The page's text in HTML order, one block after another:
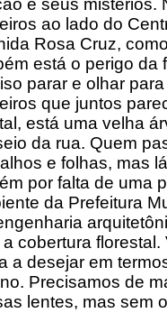
e seus mistérios.
ao lado do
Rosa Cruz,
está o perigo da
parar e olhar
que juntos
está uma velha
da rua. Quem
e folhas, mas
por falta de uma
da Prefeitura
a cobertura
a desejar em
Precisamos de
lentes, mas sem